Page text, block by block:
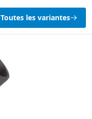
Toutes les variantes